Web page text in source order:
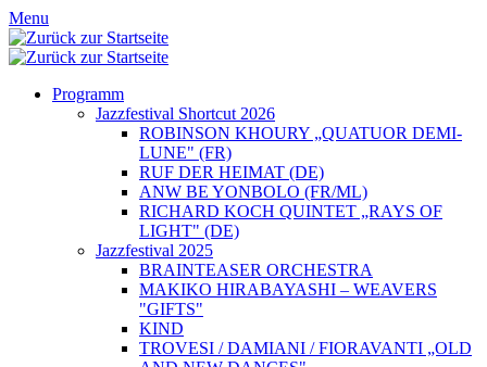
Menu
Programm
Jazzfestival Shortcut 2026
ROBINSON KHOURY „QUATUOR DEMI-
LUNE" (FR)
RUF DER HEIMAT (DE)
ANW BE YONBOLO (FR/ML)
RICHARD KOCH QUINTET „RAYS OF
LIGHT" (DE)
Jazzfestival 2025
BRAINTEASER ORCHESTRA
MAKIKO HIRABAYASHI – WEAVERS
"GIFTS"
KIND
TROVESI / DAMIANI / FIORAVANTI „OLD